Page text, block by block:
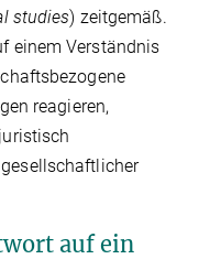
studies) zeitgemäß.
einem Verständnis
reagieren,
auf ein